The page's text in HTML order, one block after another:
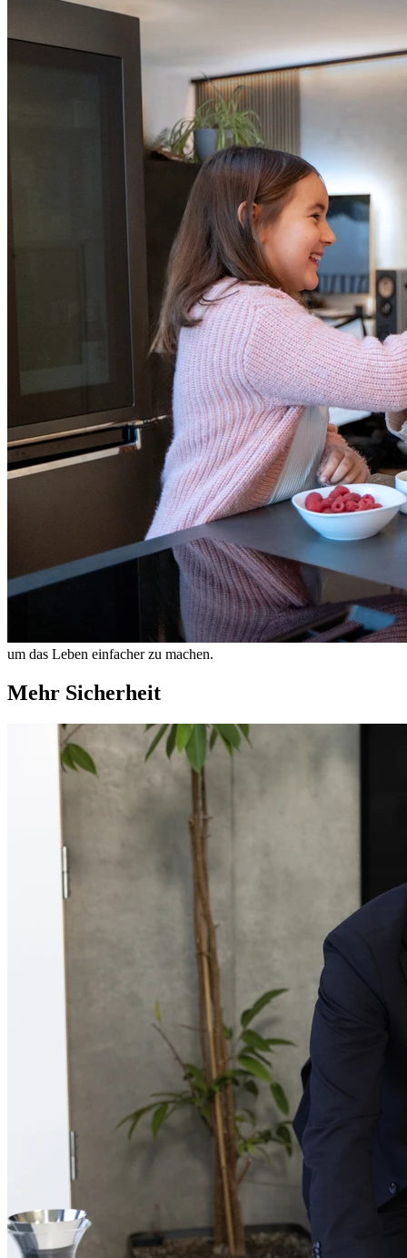
um das Leben einfacher zu machen.
Mehr Sicherheit